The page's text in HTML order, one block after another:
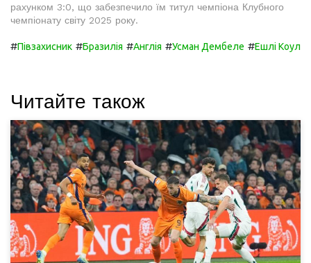
рахунком 3:0, що забезпечило їм титул чемпіона Клубного
чемпіонату світу 2025 року.
#Півзахисник #Бразилія #Англія #Усман Дембеле #Ешлі Коул
Читайте також